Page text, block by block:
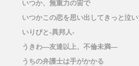
いつか、無重力の宙で
いつかこの恋を思い出してきっと泣い
いりびと-異邦人-
うきわ―友達以上、不倫未満―
うちの弁護士は手がかかる